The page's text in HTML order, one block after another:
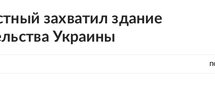
захватил здание
Украины